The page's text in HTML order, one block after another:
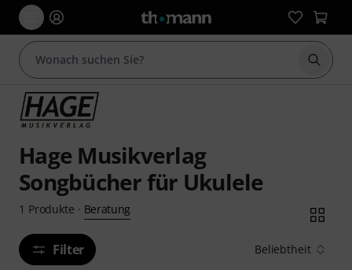
Suche
Hage Musikverlag
Songbücher für Ukulele
1 Produkte · Beratung
Filter Beliebtheit